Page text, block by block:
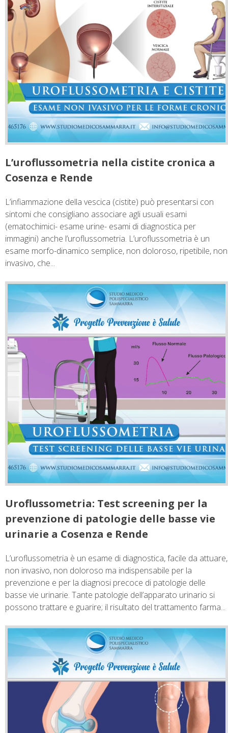
L’uroflussometria nella cistite cronica a
Cosenza e Rende
L’infiammazione della vescica (cistite) può presentarsi con
sintomi che consigliano associare agli usuali esami
(ematochimici- esame urine- esami di diagnostica per
immagini) anche l’uroflussometria. L’uroflussometria è un
esame morfo-dinamico semplice, non doloroso, ripetibile, non
invasivo, che...
Uroflussometria: Test screening per la
prevenzione di patologie delle basse vie
urinarie a Cosenza e Rende
L’uroflussometria è un esame di diagnostica, facile da attuare,
non invasivo, non doloroso ma indispensabile per la
prevenzione e per la diagnosi precoce di patologie delle
basse vie urinarie. Tante patologie dell’apparato urinario si
possono trattare e guarire; il risultato del trattamento farma...